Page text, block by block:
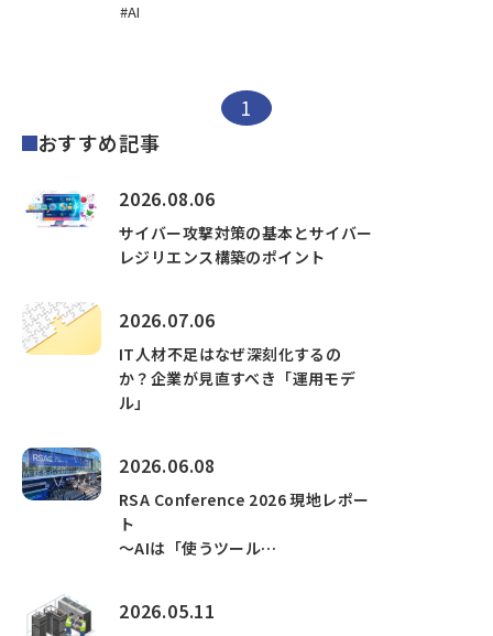
AI
1
おすすめ記事
2026.08.06
サイバー攻撃対策の基本とサイバー
レジリエンス構築のポイント
2026.07.06
IT人材不足はなぜ深刻化するの
か？企業が見直すべき「運用モデ
ル」
2026.06.08
RSA Conference 2026 現地レポー
ト
～AIは「使うツール…
2026.05.11